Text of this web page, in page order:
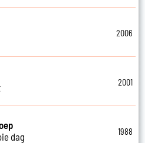
2006
2001
dag
1988